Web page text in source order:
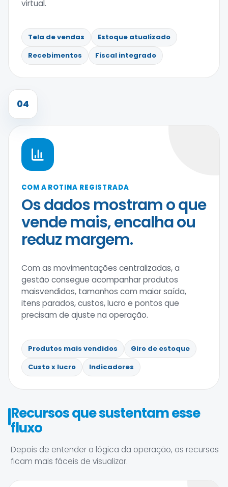
virtual.
Tela de vendas
Estoque atualizado
Recebimentos
Fiscal integrado
04
COM A ROTINA REGISTRADA
Os dados mostram o que
vende mais, encalha ou
reduz margem.
Com as movimentações centralizadas, a
gestão consegue acompanhar produtos
maisvendidos, tamanhos com maior saída,
itens parados, custos, lucro e pontos que
precisam de ajuste na operação.
Produtos mais vendidos
Giro de estoque
Custo x lucro
Indicadores
Recursos que sustentam esse
fluxo
Depois de entender a lógica da operação, os recursos
ficam mais fáceis de visualizar.